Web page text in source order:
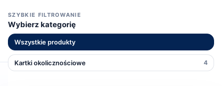
SZYBKIE FILTROWANIE
Wybierz kategorię
Wszystkie produkty
Kartki okolicznościowe 4